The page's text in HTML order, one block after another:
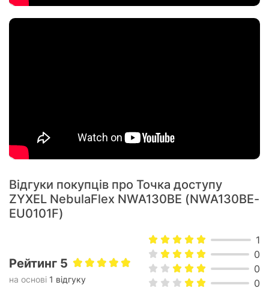
Відгуки покупців про Точка доступу
ZYXEL NebulaFlex NWA130BE (NWA130BE-
EU0101F)
Рейтинг 5
на основі 1 відгуку
1
0
0
0